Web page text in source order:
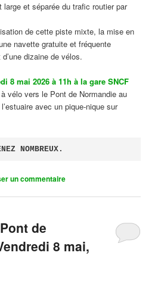
large et séparée du trafic routier par
de cette piste mixte, la mise en
navette gratuite et fréquente
dizaine de vélos.
8 mai 2026 à 11h à la gare SNCF
vélo vers le Pont de Normandie au
avec un pique-nique sur
NOMBREUX.
un commentaire
de
8 mai,